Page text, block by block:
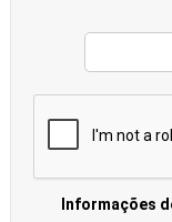
Informações